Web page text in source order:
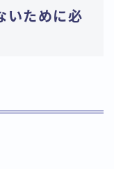
いために必